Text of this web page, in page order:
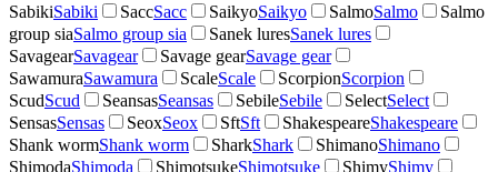
SabikiSabiki SaccSacc SaikyoSaikyo SalmoSalmo
Salmo
group siaSalmo group sia Sanek luresSanek lures
SavagearSavagear Savage gearSavage gear
SawamuraSawamura ScaleScale ScorpionScorpion
ScudScud SeansasSeansas SebileSebile SelectSelect
SensasSensas SeoxSeox SftSft ShakespeareShakespeare
Shank wormShank worm SharkShark ShimanoShimano
ShimodaShimoda ShimotsukeShimotsuke ShimyShimy